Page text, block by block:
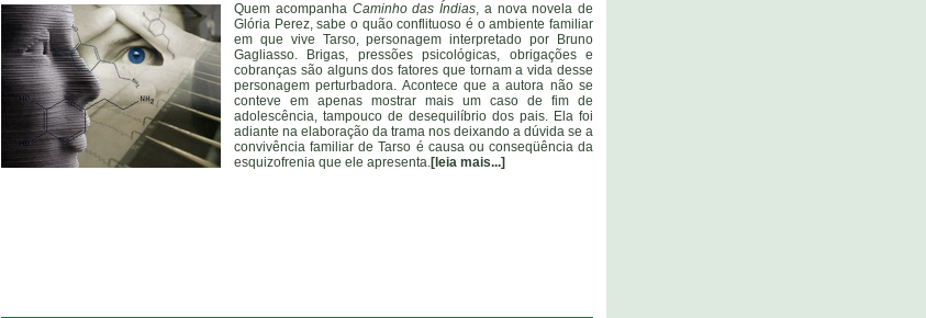
Quem acompanha Caminho das Índias, a nova novela de
Glória Perez, sabe o quão conflituoso é o ambiente familiar
em que vive Tarso, personagem interpretado por Bruno
Gagliasso. Brigas, pressões psicológicas, obrigações e
cobranças são alguns dos fatores que tornam a vida desse
personagem perturbadora. Acontece que a autora não se
conteve em apenas mostrar mais um caso de fim de
adolescência, tampouco de desequilíbrio dos pais. Ela foi
adiante na elaboração da trama nos deixando a dúvida se a
convivência familiar de Tarso é causa ou conseqüência da
esquizofrenia que ele apresenta.[leia mais...]